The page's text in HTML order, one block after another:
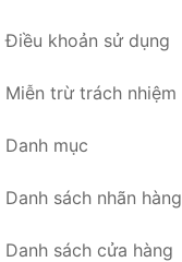
Điều khoản sử dụng
Miễn trừ trách nhiệm
Danh mục
Danh sách nhãn hàng
Danh sách cửa hàng